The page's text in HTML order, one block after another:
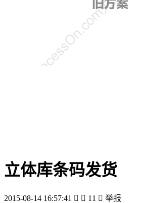
立体库条码发货
2015-08-14 16:57:41   11  举报